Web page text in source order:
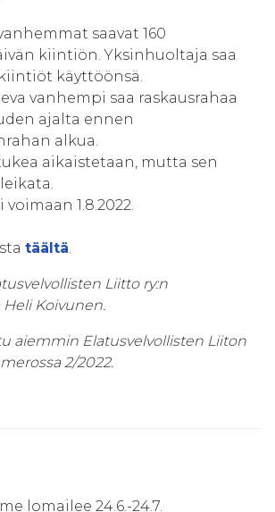
saavat 160
kiintiön. Yksinhuoltaja saa
käyttöönsä.
vanhempi saa raskausrahaa
ajalta ennen
alkua.
aikaistetaan, mutta sen
1.8.2022.
täältä
Liitto ry:n
Koivunen.
aiemmin Elatusvelvollisten Liiton
2/2022.
lomailee 24.6.-24.7.